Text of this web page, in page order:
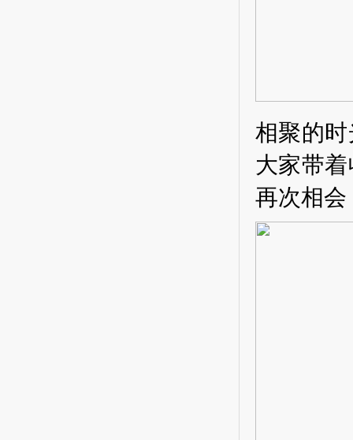
相聚的
大家带
再次相会